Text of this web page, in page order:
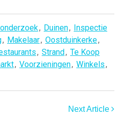
, Duinen, Inspectie
, Makelaar, Oostduinkerke,
, Strand, Te Koop
, Voorzieningen, Winkels,
Next Article